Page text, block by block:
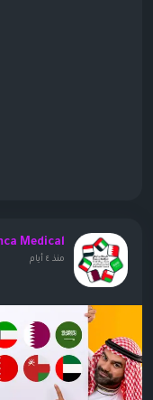
Medical
منذ ٤ أيام